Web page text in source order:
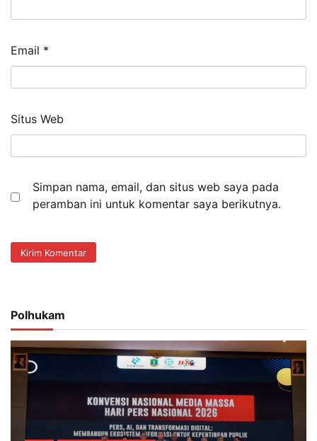
Email *
Situs Web
Simpan nama, email, dan situs web saya pada
peramban ini untuk komentar saya berikutnya.
Polhukam